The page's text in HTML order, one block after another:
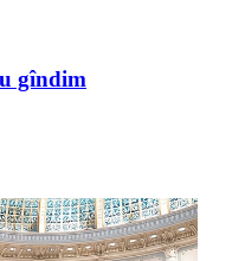
gîndim